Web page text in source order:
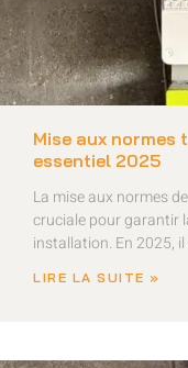
Mise aux normes
essentiel 2025
La mise aux normes
cruciale pour garantir
installation. En 2025, il
LIRE LA SUITE »